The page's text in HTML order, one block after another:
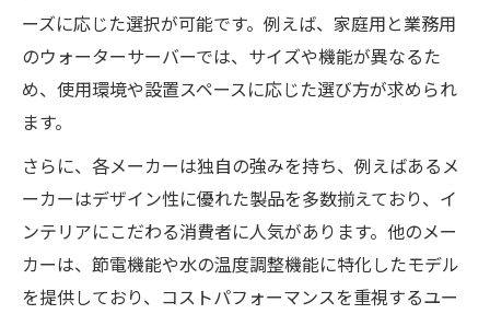
ーズに応じた選択が可能です。例えば、家庭用と業務用
のウォーターサーバーでは、サイズや機能が異なるた
め、使用環境や設置スペースに応じた選び方が求められ
ます。
さらに、各メーカーは独自の強みを持ち、例えばあるメ
ーカーはデザイン性に優れた製品を多数揃えており、イ
ンテリアにこだわる消費者に人気があります。他のメー
カーは、節電機能や水の温度調整機能に特化したモデル
を提供しており、コストパフォーマンスを重視するユー